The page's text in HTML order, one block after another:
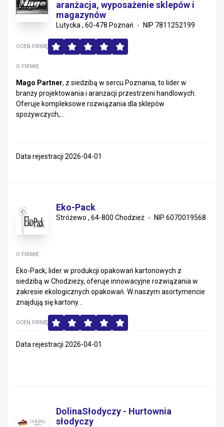
aranżacja, wyposażenie sklepów i
magazynów
Lutycka , 60-478 Poznań NIP 7811252199
O FIRMIE
Mago Partner, z siedzibą w sercu Poznania, to lider w
branży projektowania i aranżacji przestrzeni handlowych.
Oferuje kompleksowe rozwiązania dla sklepów
spożywczych,...
OCEŃ FIRMĘ
Data rejestracji 2026-04-01
Eko-Pack
Stróżewo , 64-800 Chodzież NIP 6070019568
O FIRMIE
Eko-Pack, lider w produkcji opakowań kartonowych z
siedzibą w Chodzieży, oferuje innowacyjne rozwiązania w
zakresie ekologicznych opakowań. W naszym asortymencie
znajdują się kartony...
OCEŃ FIRMĘ
Data rejestracji 2026-04-01
DolinaSłodyczy - Hurtownia
słodyczy